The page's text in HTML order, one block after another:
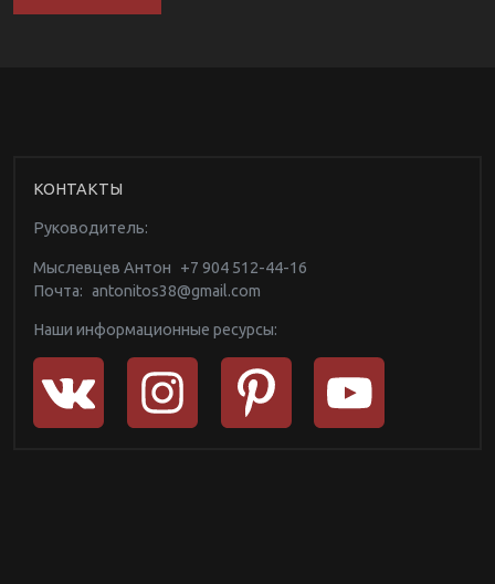
КОНТАКТЫ
Руководитель:
Мыслевцев Антон
+7 904 512-44-16
Почта: antonitos38@gmail.com
Наши информационные ресурсы: